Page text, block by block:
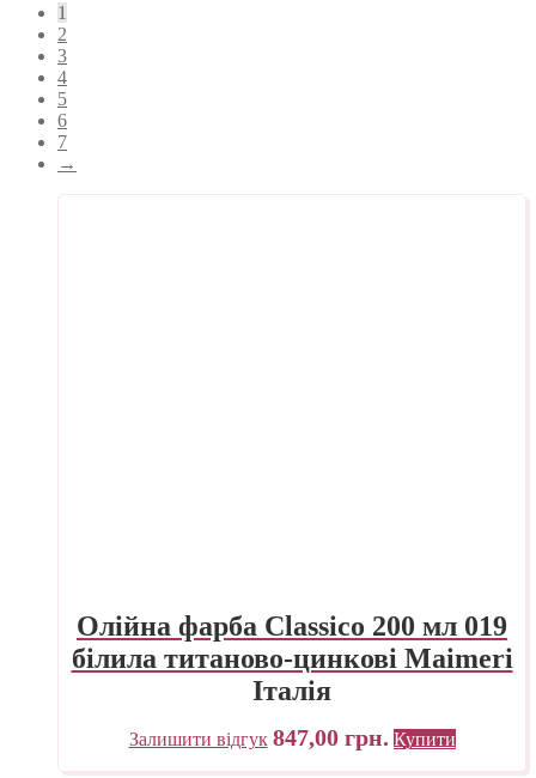
1
2
3
4
5
6
7
→
Олійна фарба Classico 200 мл 019
білила титаново-цинкові Maimeri
Італія
Залишити відгук 847,00 грн. Купити